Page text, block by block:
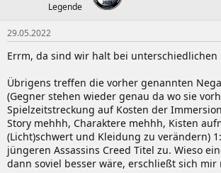
Legende
29.05.2022
Errm, da sind wir halt bei unterschiedlichen
Übrigens treffen die vorher genannten
(Gegner stehen wieder genau da wo sie
Spielzeitstreckung auf Kosten der
Story mehhh, Charaktere mehhh, Kisten
(Licht)schwert und Kleidung zu verändern)
jüngeren Assassins Creed Titel zu. Wieso
dann soviel besser wäre, erschließt sich mir